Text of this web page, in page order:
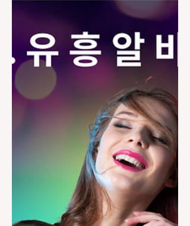
업계 아르바이트는 주로 밤 시간대 서비
스직 이며, 대표적으로 다음과 같은 유형
이 있습니다: 바텐더 / 바 웨이터 클럽/라
운지 서빙 룸·가라오케 응대 행사/프로모
션 스태프 DJ 보조/음향·조명 지원 ※ 단,
19세 이상이어도 성매매 등 불법적 행위
요구를 받는 곳은 법적으로 문제가 있으
며 참여해서는 안 됩니다. 💰 2. 업계 수
입 구조 개요 🔹 기본 시급 / 마사지알바
유흥업소 일당 기본 시급 은 보통 다른
일반 아르바이트보다 높다는 후기들이
존재합니다.일부 사이트 후기 기준으로
는 시간당 약 5만~15만 원 수준 이라는
언급도 있습니다 — 업소·시간대·경력 따
라 차이 큼. 단기 일당 형태도 있는데, 초
보자 경우 10만~15만 원대 시작 사례가